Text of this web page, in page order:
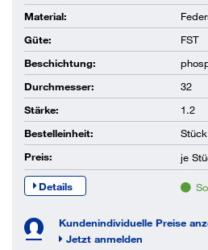
Material:
Güte:
FST
Beschichtung:
Durchmesser:
32
Stärke:
1.2
Bestelleinheit:
Stück
Preis:
je
Details
Kundenindividuelle Preise
Jetzt anmelden